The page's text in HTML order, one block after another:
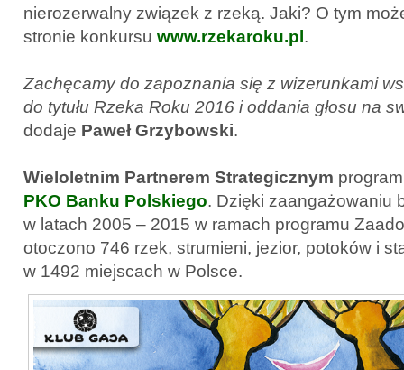
nierozerwalny związek z rzeką. Jaki? O tym
stronie konkursu www.rzekaroku.pl.
Zachęcamy do zapoznania się z wizerunkami
do tytułu Rzeka Roku 2016 i oddania głosu na
dodaje Paweł Grzybowski.
Wieloletnim Partnerem Strategicznym
PKO Banku Polskiego. Dzięki zaangażowaniu
w latach 2005 – 2015 w ramach programu
otoczono 746 rzek, strumieni, jezior, potoków i
w 1492 miejscach w Polsce.